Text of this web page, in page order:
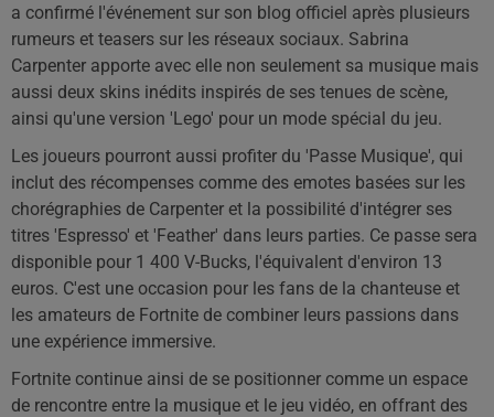
a confirmé l'événement sur son blog officiel après plusieurs
rumeurs et teasers sur les réseaux sociaux. Sabrina
Carpenter apporte avec elle non seulement sa musique mais
aussi deux skins inédits inspirés de ses tenues de scène,
ainsi qu'une version 'Lego' pour un mode spécial du jeu.
Les joueurs pourront aussi profiter du 'Passe Musique', qui
inclut des récompenses comme des emotes basées sur les
chorégraphies de Carpenter et la possibilité d'intégrer ses
titres 'Espresso' et 'Feather' dans leurs parties. Ce passe sera
disponible pour 1 400 V-Bucks, l'équivalent d'environ 13
euros. C'est une occasion pour les fans de la chanteuse et
les amateurs de Fortnite de combiner leurs passions dans
une expérience immersive.
Fortnite continue ainsi de se positionner comme un espace
de rencontre entre la musique et le jeu vidéo, en offrant des